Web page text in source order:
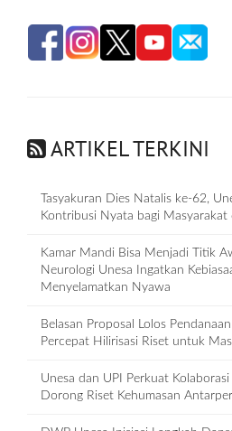
ARTIKEL TERKINI
Tasyakuran Dies Natalis ke-62,
Kontribusi Nyata bagi Masyarakat
Kamar Mandi Bisa Menjadi Titik
Neurologi Unesa Ingatkan
Menyelamatkan Nyawa
Belasan Proposal Lolos
Percepat Hilirisasi Riset untuk
Unesa dan UPI Perkuat
Dorong Riset Kehumasan